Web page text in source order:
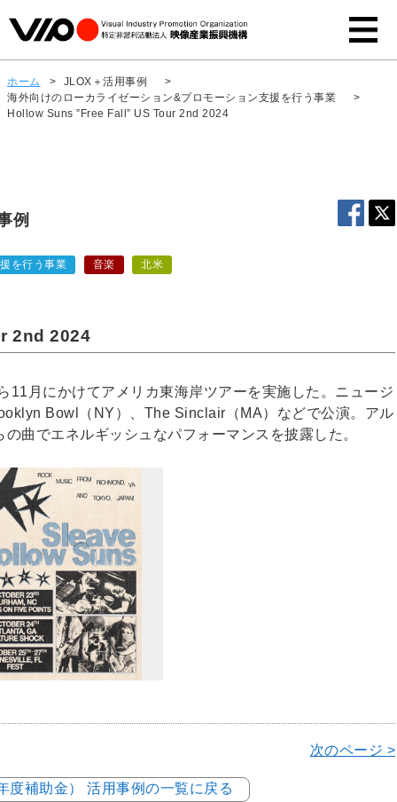
ホーム > JLOX＋活用事例
>
海外向けのローカライゼーション&プロモーション支援を行う事業
>
Hollow Suns ”Free Fall” US Tour 2nd 2024
例
を行う事業 音楽 北米
2nd 2024
月にかけてアメリカ東海岸ツアーを実施した。ニュージ
Bowl（NY）、The Sinclair（MA）などで公演。アル
曲でエネルギッシュなパフォーマンスを披露した。
次のページ >
度補助金） 活用事例の一覧に戻る